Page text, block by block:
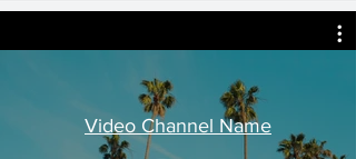
Video Channel Name